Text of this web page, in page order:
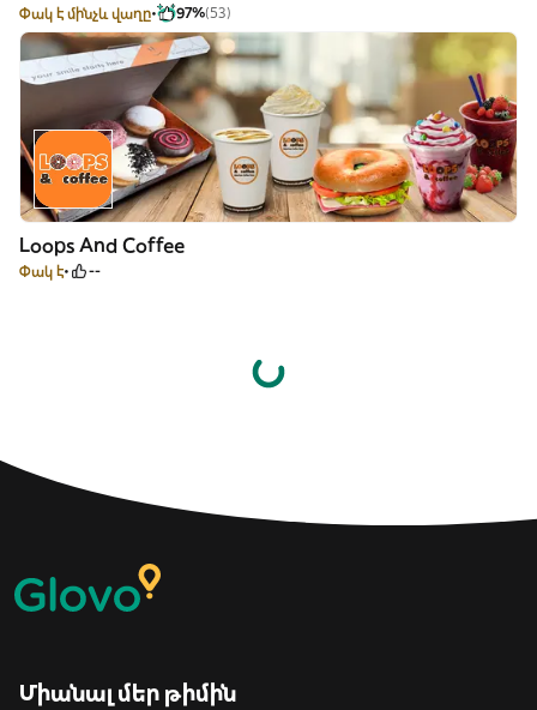
Փակ է մինչև վաղը 97%(53)
Loops And Coffee
Փակ է --
Միանալ մեր թիմին